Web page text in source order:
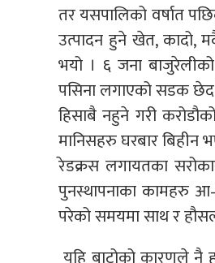
तर यसपालिको वर्षात
उत्पादन हुने खेत, कादो,
भयो । ६ जना
पसिना लगाएको सडक छेद
हिसाबै नहुने गरी
मानिसहरु घरबार बिहीन
रेडक्रस लगायतका
पुनस्थापनाका कामहरु
परेको समयमा साथ र